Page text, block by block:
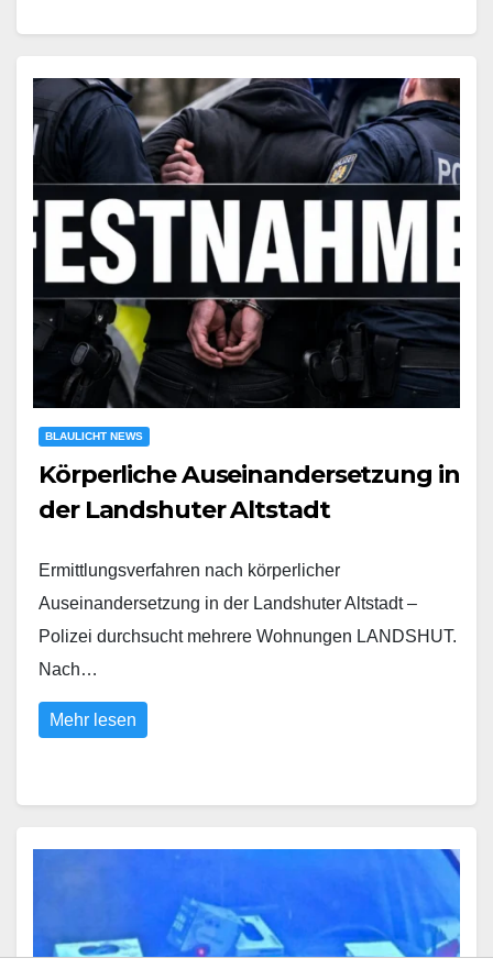
BLAULICHT NEWS
Körperliche Auseinandersetzung in
der Landshuter Altstadt
Ermittlungsverfahren nach körperlicher
Auseinandersetzung in der Landshuter Altstadt –
Polizei durchsucht mehrere Wohnungen LANDSHUT.
Nach…
Mehr lesen